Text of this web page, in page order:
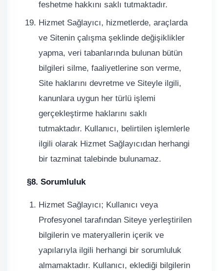
feshetme hakkını saklı tutmaktadır.
Hizmet Sağlayıcı, hizmetlerde, araçlarda
ve Sitenin çalışma şeklinde değişiklikler
yapma, veri tabanlarında bulunan bütün
bilgileri silme, faaliyetlerine son verme,
Site haklarını devretme ve Siteyle ilgili,
kanunlara uygun her türlü işlemi
gerçekleştirme haklarını saklı
tutmaktadır. Kullanıcı, belirtilen işlemlerle
ilgili olarak Hizmet Sağlayıcıdan herhangi
bir tazminat talebinde bulunamaz.
§8. Sorumluluk
Hizmet Sağlayıcı; Kullanıcı veya
Profesyonel tarafından Siteye yerleştirilen
bilgilerin ve materyallerin içerik ve
yapılarıyla ilgili herhangi bir sorumluluk
almamaktadır. Kullanıcı, eklediği bilgilerin